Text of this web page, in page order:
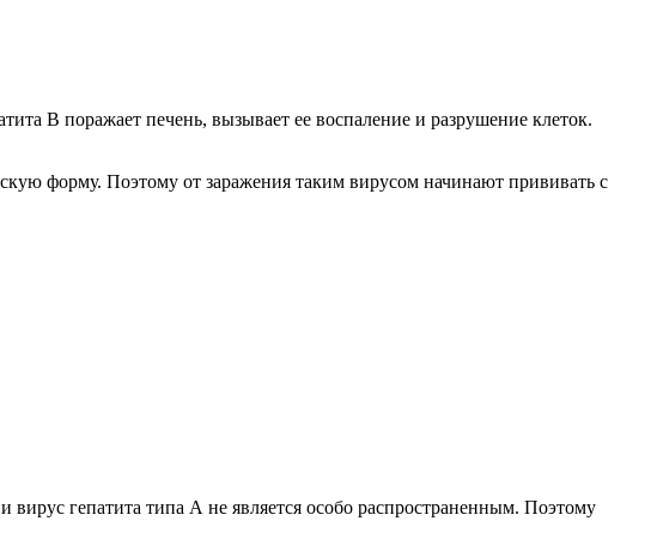
В поражает печень, вызывает ее воспаление и разрушение клеток.
форму. Поэтому от заражения таким вирусом начинают прививать с
гепатита типа А не является особо распространенным. Поэтому